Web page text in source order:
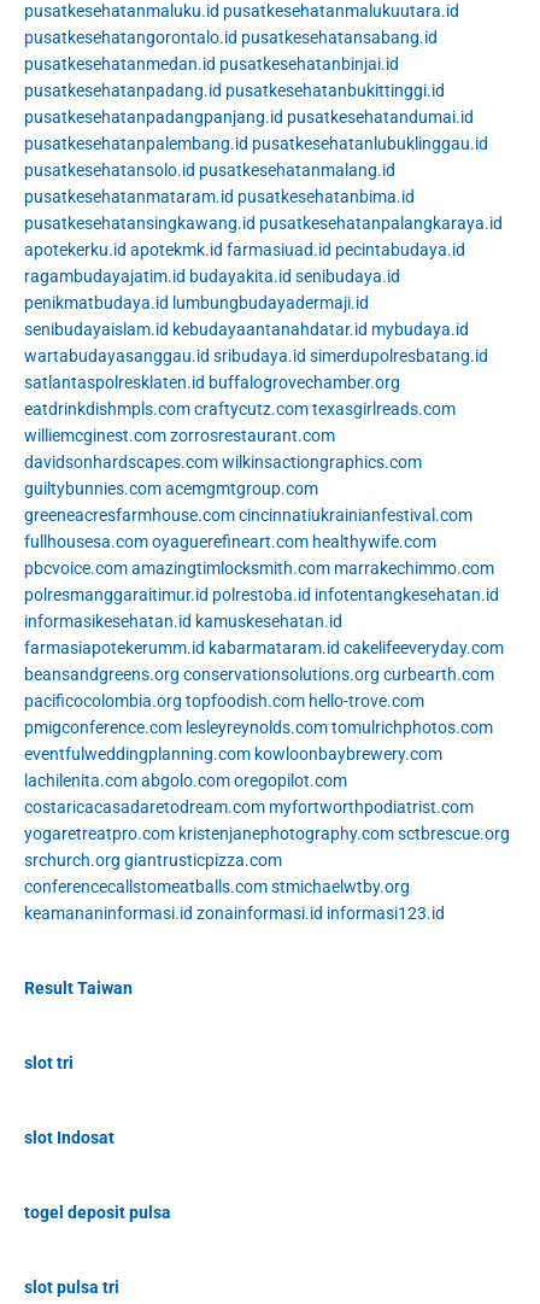
pusatkesehatanmaluku.id pusatkesehatanmalukuutara.id
pusatkesehatangorontalo.id pusatkesehatansabang.id
pusatkesehatanmedan.id pusatkesehatanbinjai.id
pusatkesehatanpadang.id pusatkesehatanbukittinggi.id
pusatkesehatanpadangpanjang.id pusatkesehatandumai.id
pusatkesehatanpalembang.id pusatkesehatanlubuklinggau.id
pusatkesehatansolo.id pusatkesehatanmalang.id
pusatkesehatanmataram.id pusatkesehatanbima.id
pusatkesehatansingkawang.id pusatkesehatanpalangkaraya.id
apotekerku.id apotekmk.id farmasiuad.id pecintabudaya.id
ragambudayajatim.id budayakita.id senibudaya.id
penikmatbudaya.id lumbungbudayadermaji.id
senibudayaislam.id kebudayaantanahdatar.id mybudaya.id
wartabudayasanggau.id sribudaya.id simerdupolresbatang.id
satlantaspolresklaten.id buffalogrovechamber.org
eatdrinkdishmpls.comcraftycutz.comtexasgirlreads.com
williemcginest.comzorrosrestaurant.com
davidsonhardscapes.comwilkinsactiongraphics.com
guiltybunnies.comacemgmtgroup.com
greeneacresfarmhouse.comcincinnatiukrainianfestival.com
fullhousesa.comoyaguerefineart.com healthywife.com
pbcvoice.comamazingtimlocksmith.com marrakechimmo.com
polresmanggaraitimur.id polrestoba.id infotentangkesehatan.id
informasikesehatan.id kamuskesehatan.id
farmasiapotekerumm.id kabarmataram.id cakelifeeveryday.com
beansandgreens.org conservationsolutions.org curbearth.com
pacificocolombia.org topfoodish.com hello-trove.com
pmigconference.com lesleyreynolds.comtomulrichphotos.com
eventfulweddingplanning.com kowloonbaybrewery.com
lachilenita.comabgolo.comoregopilot.com
costaricacasadaretodream.com myfortworthpodiatrist.com
yogaretreatpro.com kristenjanephotography.comsctbrescue.org
srchurch.org giantrusticpizza.com
conferencecallstomeatballs.comstmichaelwtby.org
keamananinformasi.id zonainformasi.id informasi123.id
Result Taiwan
slot tri
slot Indosat
togel deposit pulsa
slot pulsa tri